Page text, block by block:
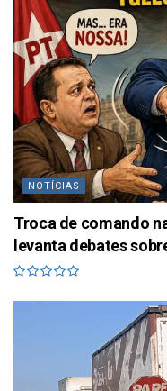
NOTÍCIAS
Troca de comando
levanta debates